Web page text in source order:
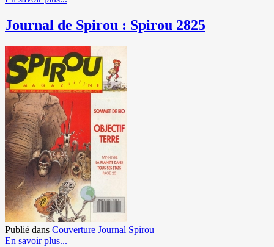
Journal de Spirou : Spirou 2825
Publié dans Couverture Journal Spirou
En savoir plus...